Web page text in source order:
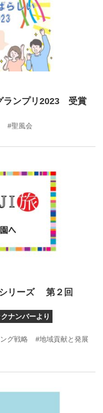
ランプリ2023 受賞
#聖風会
シリーズ 第２回
ナンバーより
グ戦略
#地域貢献と発展